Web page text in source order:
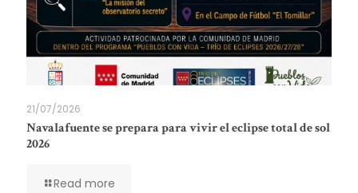
21/07/2026
Navalafuente se prepara para vivir el eclipse total de sol
2026
Read more